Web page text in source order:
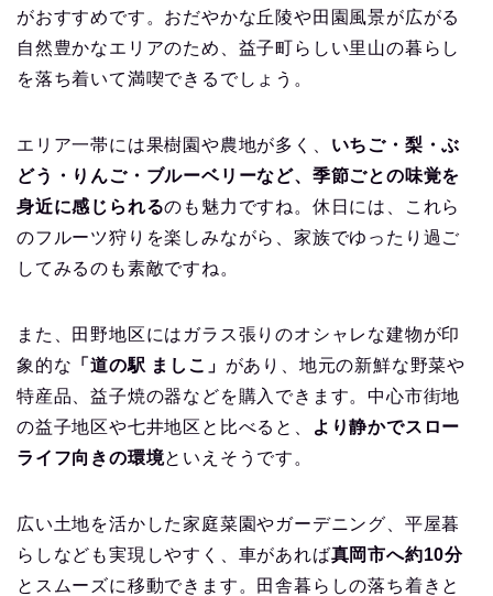
がおすすめです。おだやかな丘陵や田園風景が広がる
自然豊かなエリアのため、益子町らしい里山の暮らし
を落ち着いて満喫できるでしょう。
エリア一帯には果樹園や農地が多く、 いちご・梨・ぶ
どう・りんご・ブルーベリーなど、季節ごとの味覚を
身近に感じられるのも魅力ですね。休日には、これら
のフルーツ狩りを楽しみながら、家族でゆったり過ご
してみるのも素敵ですね。
また、田野地区にはガラス張りのオシャレな建物が印
象的な 「道の駅 ましこ」 があり、地元の新鮮な野菜や
特産品、益子焼の器などを購入できます。中心市街地
の益子地区や七井地区と比べると、
より静かでスロー
ライフ向きの環境といえそうです。
広い土地を活かした家庭菜園やガーデニング、平屋暮
らしなども実現しやすく、車があれば真岡市へ約10分
とスムーズに移動できます。田舎暮らしの落ち着きと